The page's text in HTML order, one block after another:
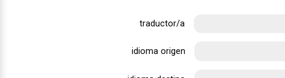
traductor/a
idioma origen